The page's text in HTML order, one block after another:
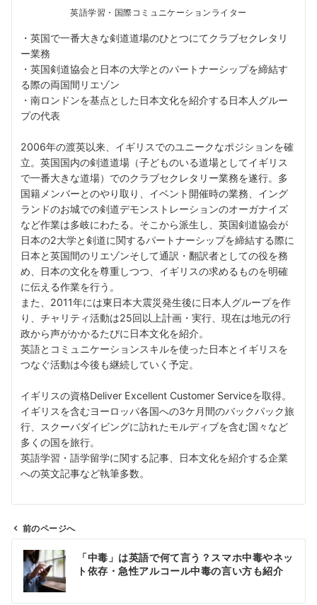
英語学習・国際コミュニケーションライター
・英国で一番大きな剣道道場のひとつにてクラブセクレタリ
ー業務
・英国剣道協会と日本の大学とのパートナーシップを締結す
る際の両国間リエゾン
・南ロンドンを基点とした日本文化を紹介する日本人グルー
プの代表
2006年の渡英以来、イギリスでのユニークなポジションを確
立。英国国内の剣道道場（子どものいる道場としてイギリス
で一番大きな道場）でのクラブセクレタリー業務を遂行。多
国籍メンバーとのやり取り、イベント開催時の業務、イング
ランドのお城での剣道デモンストレーションのオーガナイズ
など作業は多岐にわたる。そこから派生し、英国剣道協会が
日本の2大学と剣道に関するパートナーシップを締結する際に
日本と英国間のリエゾンそして通訳・翻訳者としての役を務
め、日本の文化を尊重しつつ、イギリスの求めるものを明確
に伝える作業を行う。
また、2011年には東日本大震災発生後に日本人グループを作
り、チャリティ活動は25回以上計画・実行、現在は地元の行
政から声がかかるたびに日本文化を紹介。
英語とコミュニケーションスキルを使った日本とイギリスを
つなぐ活動は今後も継続していく予定。
イギリスの資格Deliver Excellent Customer Serviceを取得。
イギリスを含むヨーロッパ各国への3ケ月間のバックパック旅
行、スクーバダイビングに訪れたモルディブを含む国々など
多くの国を旅行。
英語学習・語学留学に関する記事、日本文化を紹介する企業
への英文記事など執筆多数。
前のページへ
「中毒」は英語で何て言う？スマホ中毒やネッ
ト依存・急性アルコール中毒の言い方も紹介